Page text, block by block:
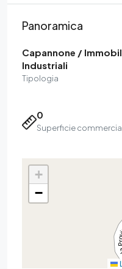
Panoramica
Capannone /
Industriali
Tipologia
0
Superficie
+
−